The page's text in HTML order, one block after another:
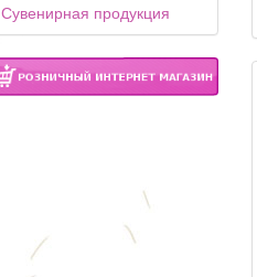
Сувенирная продукция